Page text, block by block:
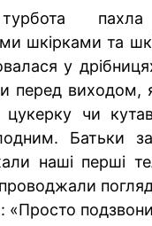
турбота
шкірками та
у
перед виходом,
чи
Батьки
наші перші
«Просто